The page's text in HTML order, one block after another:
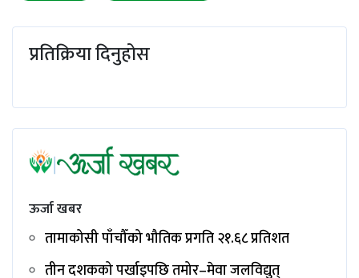
प्रतिक्रिया दिनुहोस
ऊर्जा खबर
तामाकोसी पाँचौँको भौतिक प्रगति २१.६८ प्रतिशत
तीन दशकको पर्खाइपछि तमोर–मेवा जलविद्युत्